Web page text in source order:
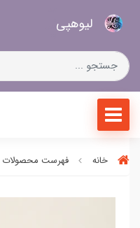
لیو‌هپی
خانه فهرست محصولات